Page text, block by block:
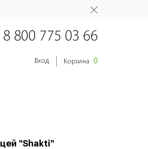
8 800 775 03 66
Вход Корзина 0
"Shakti"